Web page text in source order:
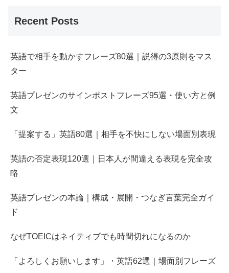
Recent Posts
英語で相手を動かすフレーズ80選｜説得の3原則をマス
ター
英語プレゼンのサインポストフレーズ95選・使い方と例
文
「提案する」英語80選｜相手を不快にしない場面別表現
英語の否定表現120選｜日本人が間違える表現を完全攻
略
英語プレゼンの本論｜構成・展開・つなぎ言葉完全ガイ
ド
なぜTOEICはネイティブでも時間切れになるのか
「よろしくお願いします」・英語62選｜場面別フレーズ